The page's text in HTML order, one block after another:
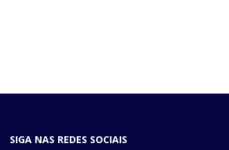
SIGA NAS REDES SOCIAIS